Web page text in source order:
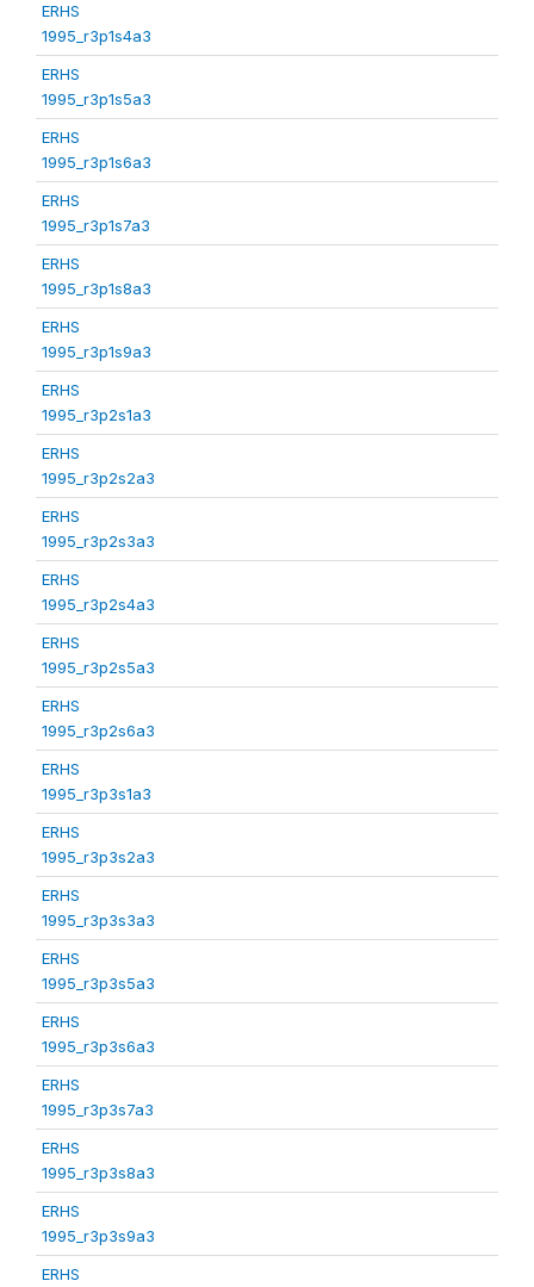
ERHS
1995_r3p1s4a3
ERHS
1995_r3p1s5a3
ERHS
1995_r3p1s6a3
ERHS
1995_r3p1s7a3
ERHS
1995_r3p1s8a3
ERHS
1995_r3p1s9a3
ERHS
1995_r3p2s1a3
ERHS
1995_r3p2s2a3
ERHS
1995_r3p2s3a3
ERHS
1995_r3p2s4a3
ERHS
1995_r3p2s5a3
ERHS
1995_r3p2s6a3
ERHS
1995_r3p3s1a3
ERHS
1995_r3p3s2a3
ERHS
1995_r3p3s3a3
ERHS
1995_r3p3s5a3
ERHS
1995_r3p3s6a3
ERHS
1995_r3p3s7a3
ERHS
1995_r3p3s8a3
ERHS
1995_r3p3s9a3
ERHS